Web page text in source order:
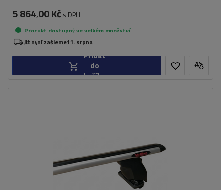
5 864,00 Kč s DPH
Produkt dostupný ve velkém množství
Již nyní zašleme11. srpna
Přidat
do
košíku